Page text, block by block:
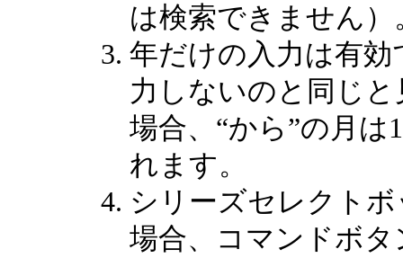
は検索できません）
年だけの入力は有
力しないのと同じ
場合、“から”の月は
れます。
シリーズセレクト
場合、コマンドボタ